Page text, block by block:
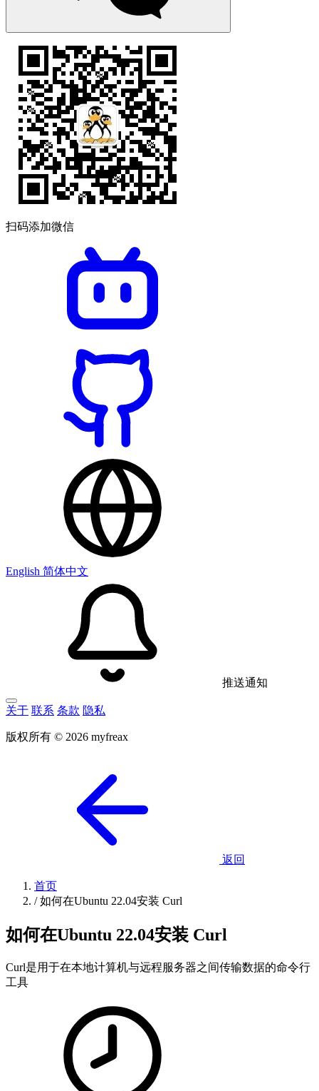
扫码添加微信
English 简体中文
推送通知
关于 联系 条款 隐私
版权所有 © 2026 myfreax
返回
首页
/ 如何在Ubuntu 22.04安装 Curl
如何在Ubuntu 22.04安装 Curl
Curl是用于在本地计算机与远程服务器之间传输数据的命令行
工具